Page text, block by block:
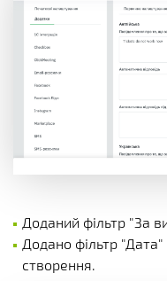
Доданий фільтр "За
Додано фільтр
створення.